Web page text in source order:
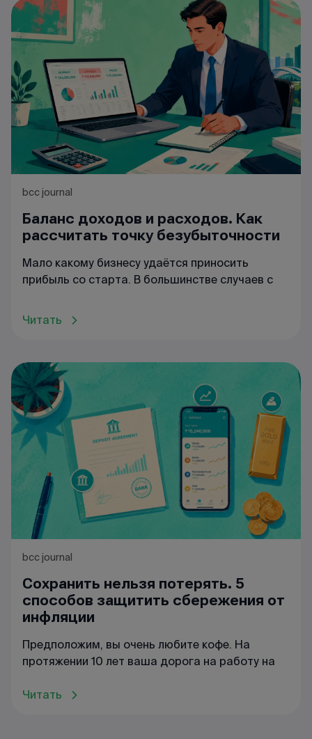
bcc journal
Баланс доходов и расходов. Как
рассчитать точку безубыточности
Мало какому бизнесу удаётся приносить
прибыль со старта. В большинстве случаев с
Читать
bcc journal
Сохранить нельзя потерять. 5
способов защитить сбережения от
инфляции
Предположим, вы очень любите кофе. На
протяжении 10 лет ваша дорога на работу на
Читать